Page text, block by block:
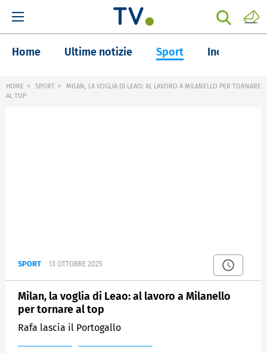
Home Ultime notizie Sport Inchieste
HOME SPORT
MILAN, LA VOGLIA DI LEAO: AL LAVORO A MILANELLO PER TORNARE
AL TOP
SPORT 13 OTTOBRE 2025
Milan, la voglia di Leao: al lavoro a Milanello
per tornare al top
Rafa lascia il Portogallo